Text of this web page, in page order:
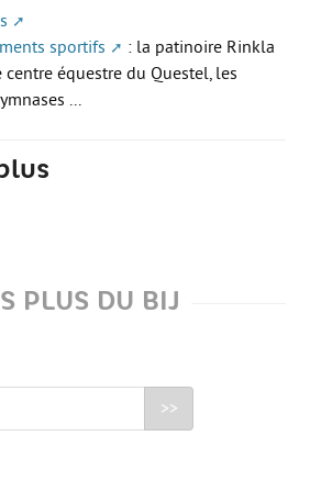
d’un logement
et m’accompagner ?
sportifs
: la patinoire Rinkla
centre équestre du Questel, les
...
PLUS DU BIJ